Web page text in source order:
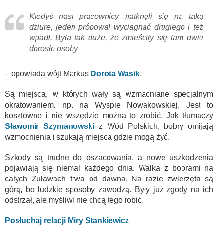
Kiedyś nasi pracownicy natknęli się na taką
dziurę, jeden próbował wyciągnąć drugiego i też
wpadł. Była tak duże, że zmieściły się tam dwie
dorosłe osoby
– opowiada wójt Markus Dorota Wasik.
Są miejsca, w których wały są wzmacniane specjalnym
okratowaniem, np. na Wyspie Nowakowskiej. Jest to
kosztowne i nie wszędzie można to zrobić. Jak tłumaczy
Sławomir Szymanowski z Wód Polskich, bobry omijają
wzmocnienia i szukają miejsca gdzie mogą żyć.
Szkody są trudne do oszacowania, a nowe uszkodzenia
pojawiają się niemal każdego dnia. Walka z bobrami na
całych Żuławach trwa od dawna. Na razie zwierzęta są
górą, bo ludzkie sposoby zawodzą. Były już zgody na ich
odstrzał, ale myśliwi nie chcą tego robić.
Posłuchaj relacji Miry Stankiewicz